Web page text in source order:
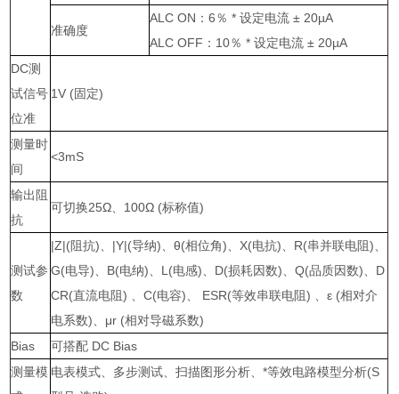
准确度
ALC ON：6％ * 设定电流 ± 20µA
ALC OFF：10％ * 设定电流 ± 20µA
DC测
试信号
位准
1V (固定)
测量时
间
<3mS
输出阻
抗
可切换25Ω、100Ω (标称值)
测试参
数
|Z|(阻抗)、|Y|(导纳)、θ(相位角)、X(电抗)、R(串并联电阻)、
G(电导)、B(电纳)、L(电感)、D(损耗因数)、Q(品质因数)、D
CR(直流电阻) 、C(电容)、 ESR(等效串联电阻) 、ε (相对介
电系数)、μr (相对导磁系数)
Bias
可搭配 DC Bias
测量模 电表模式、多步测试、扫描图形分析、*等效电路模型分析(S